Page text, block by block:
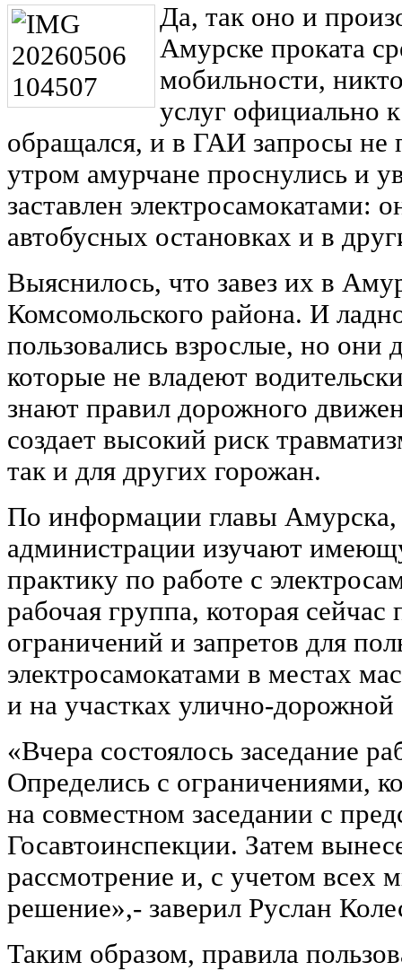
Да, так оно и
Амурске проката
мобильности,
услуг официально
обращался, и в ГАИ запросы
утром амурчане проснулись и
заставлен электросамокатами:
автобусных остановках и в
Выяснилось, что завез их в
Комсомольского района. И
пользовались взрослые, но они
которые не владеют
знают правил дорожного
создает высокий риск
так и для других горожан.
По информации главы Амурска,
администрации изучают
практику по работе с
рабочая группа, которая сейчас
ограничений и запретов для
электросамокатами в местах
и на участках улично-дорожной
«Вчера состоялось заседание
Определись с ограничениями,
на совместном заседании с
Госавтоинспекции. Затем
рассмотрение и, с учетом всех
решение»,- заверил Руслан
Таким образом, правила